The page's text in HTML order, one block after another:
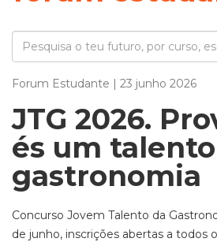
Forum Estudante | 23 junho 2026
JTG 2026.
és um
gastronomia
Concurso Jovem Talento da
de junho, inscrições abertas a todos